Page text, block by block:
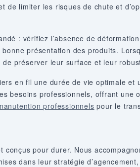
limiter les risques de chute et
: vérifiez l’absence de
présentation des produits.
préserver leur surface et leur
en fil une durée de vie optimale
besoins professionnels, offrant
professionnels pour le
pour durer. Nous
dans leur stratégie